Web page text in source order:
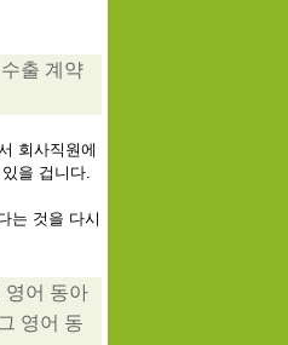
출 계약
회사직원에
을 겁니다.
는 것을 다시
영어 동아
영어 동